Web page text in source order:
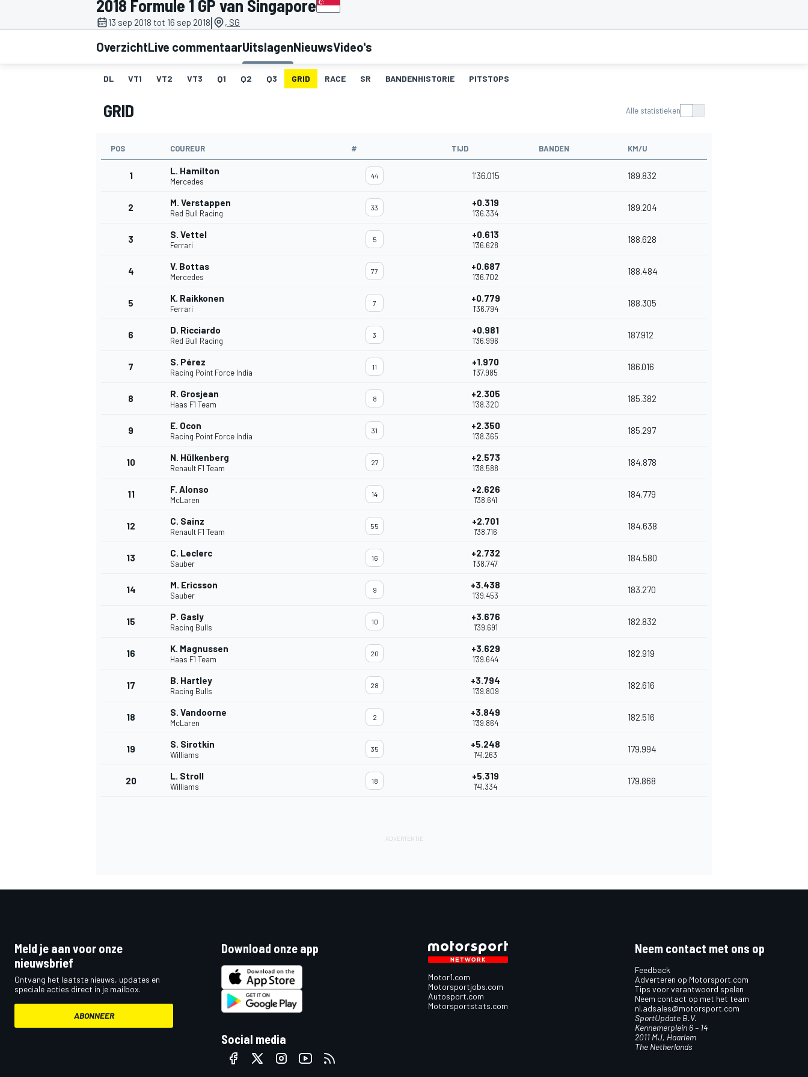
2018 Formule 1 GP van Singapore
13 sep 2018 tot 16 sep 2018| , SG
OverzichtLive commentaarUitslagenNieuwsVideo's
DL VT1 VT2 VT3 Q1 Q2 Q3 GRID RACE SR BANDENHISTORIE PITSTOPS
GRID Alle statistieken
POS COUREUR # TIJD BANDEN KM/U
1 L. Hamilton
Mercedes
44 1'36.015 189.832
2 M. Verstappen
Red Bull Racing
33 +0.319
1'36.334
189.204
3 S. Vettel
Ferrari
5 +0.613
1'36.628
188.628
4 V. Bottas
Mercedes
77 +0.687
1'36.702
188.484
5 K. Raikkonen
Ferrari
7 +0.779
1'36.794
188.305
6 D. Ricciardo
Red Bull Racing
3 +0.981
1'36.996
187.912
7 S. Pérez
Racing Point Force India
11 +1.970
1'37.985
186.016
8 R. Grosjean
Haas F1 Team
8 +2.305
1'38.320
185.382
9 E. Ocon
Racing Point Force India
31 +2.350
1'38.365
185.297
10 N. Hülkenberg
Renault F1 Team
27 +2.573
1'38.588
184.878
11 F. Alonso
McLaren
14 +2.626
1'38.641
184.779
12 C. Sainz
Renault F1 Team
55 +2.701
1'38.716
184.638
13 C. Leclerc
Sauber
16 +2.732
1'38.747
184.580
14 M. Ericsson
Sauber
9 +3.438
1'39.453
183.270
15 P. Gasly
Racing Bulls
10 +3.676
1'39.691
182.832
16 K. Magnussen
Haas F1 Team
20 +3.629
1'39.644
182.919
17 B. Hartley
Racing Bulls
28 +3.794
1'39.809
182.616
18 S. Vandoorne
McLaren
2 +3.849
1'39.864
182.516
19 S. Sirotkin
Williams
35 +5.248
1'41.263
179.994
20 L. Stroll
Williams
18 +5.319
1'41.334
179.868
Meld je aan voor onze
nieuwsbrief
Ontvang het laatste nieuws, updates en
speciale acties direct in je mailbox.
ABONNEER
Download onze app
Social media
Motor1.com
Motorsportjobs.com
Autosport.com
Motorsportstats.com
Neem contact met ons op
Feedback
Adverteren op Motorsport.com
Tips voor verantwoord spelen
Neem contact op met het team
nl.adsales@motorsport.com
SportUpdate B.V.
Kennemerplein 6 – 14
2011 MJ, Haarlem
The Netherlands